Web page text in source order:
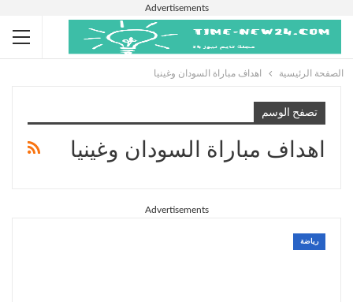
Advertisements
الصفحة الرئيسية اهداف مباراة السودان وغينيا
تصفح الوسم
اهداف مباراة السودان وغينيا
Advertisements
رياضة